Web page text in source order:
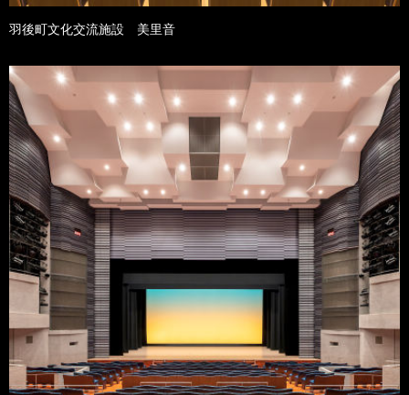
羽後町文化交流施設 美里音